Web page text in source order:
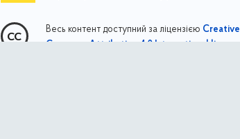
Весь контент доступний за ліцензією Creative